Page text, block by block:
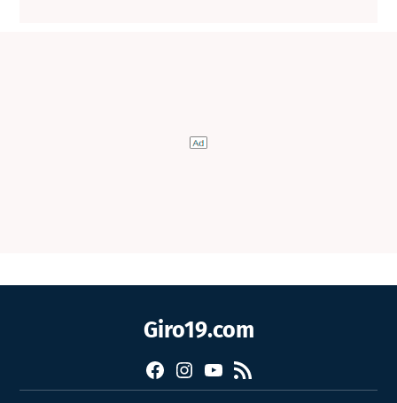
Giro19.com
FacebookInstagram
YouTube
RSS